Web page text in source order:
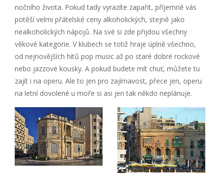
nočního života. Pokud tady vyrazíte zapařit, příjemně vás
potěší velmi přátelské ceny alkoholických, stejně jako
nealkoholických nápojů. Na své si zde přijdou všechny
věkové kategorie. V klubech se totiž hraje úplně všechno,
od nejnovějších hitů pop music až po staré dobré rockové
nebo jazzové kousky. A pokud budete mít chuť, můžete tu
zajít i na operu. Ale to jen pro zajímavost, přece jen, operu
na letní dovolené u moře si asi jen tak někdo neplánuje.